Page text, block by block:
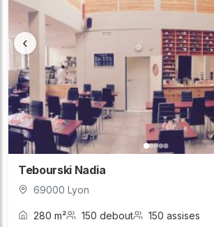
‹
Tebourski Nadia
69000 Lyon
280 m² 150 debout 150 assises